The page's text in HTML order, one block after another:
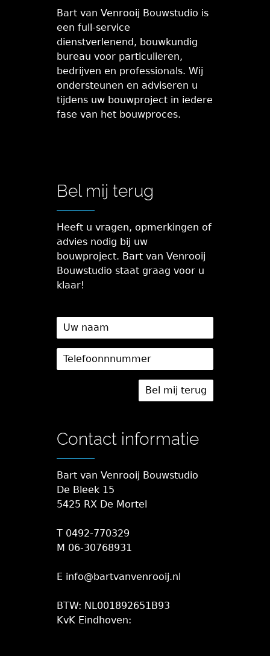
Bart van Venrooij Bouwstudio is
een full-service
dienstverlenend, bouwkundig
bureau voor particulieren,
bedrijven en professionals. Wij
ondersteunen en adviseren u
tijdens uw bouwproject in iedere
fase van het bouwproces.
Bel mij terug
Heeft u vragen, opmerkingen of
advies nodig bij uw
bouwproject. Bart van Venrooij
Bouwstudio staat graag voor u
klaar!
Contact informatie
Bart van Venrooij Bouwstudio
De Bleek 15
5425 RX De Mortel
T 0492-770329
M 06-30768931
E info@bartvanvenrooij.nl
BTW: NL001892651B93
KvK Eindhoven: